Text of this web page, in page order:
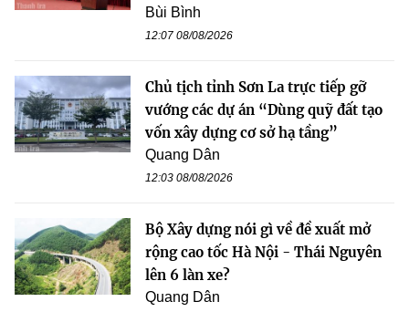
Bùi Bình
12:07 08/08/2026
Chủ tịch tỉnh Sơn La trực tiếp gỡ
vướng các dự án “Dùng quỹ đất tạo
vốn xây dựng cơ sở hạ tầng”
Quang Dân
12:03 08/08/2026
Bộ Xây dựng nói gì về đề xuất mở
rộng cao tốc Hà Nội - Thái Nguyên
lên 6 làn xe?
Quang Dân